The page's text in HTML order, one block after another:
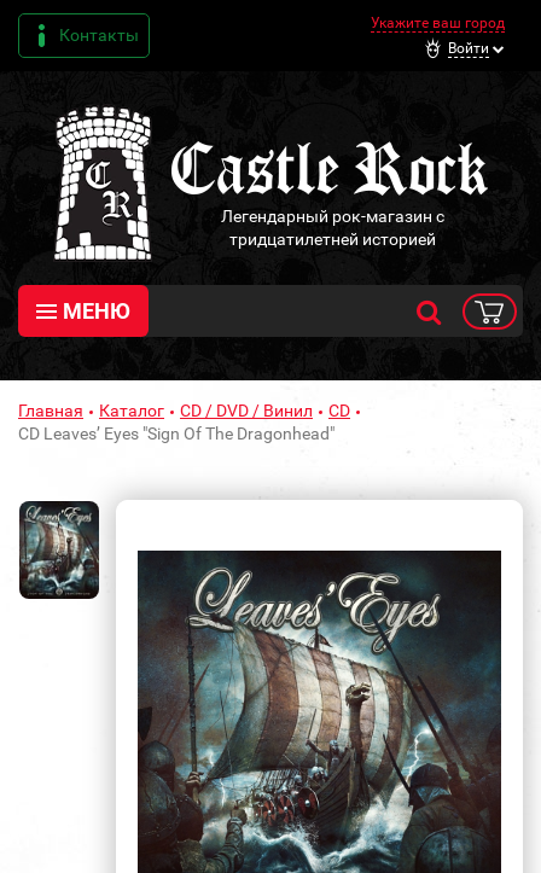
Контакты
Укажите ваш город
Войти
Легендарный рок-магазин с
тридцатилетней историей
МЕНЮ
Главная Каталог CD / DVD / Винил
CD
CD Leaves’ Eyes "Sign Of The Dragonhead"